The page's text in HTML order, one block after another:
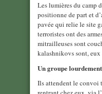
Les lumières du camp
positionne de part et
pavée qui relie le site
terroristes ont des
mitrailleuses sont
kalashnikovs sont, eux
Un groupe
Ils attendent le convoi